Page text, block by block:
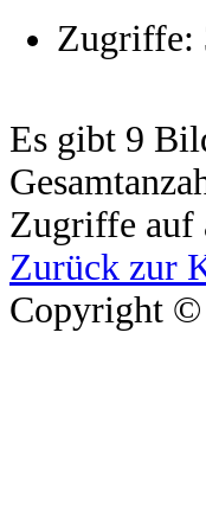
Zugriffe:
Es gibt 9
Zugriffe auf
Zurück zur
Copyright ©